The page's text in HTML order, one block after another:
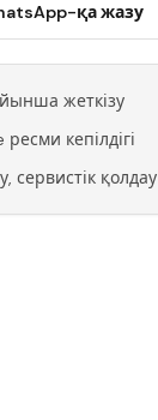
қа жазу
жеткізу
кепілдігі
сервистік қолдау